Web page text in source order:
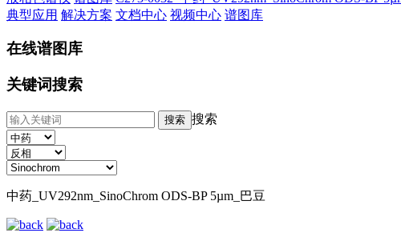
典型应用 解决方案 文档中心 视频中心 谱图库
在线谱图库
关键词搜索
搜索
中药_UV292nm_SinoChrom ODS-BP 5µm_巴豆